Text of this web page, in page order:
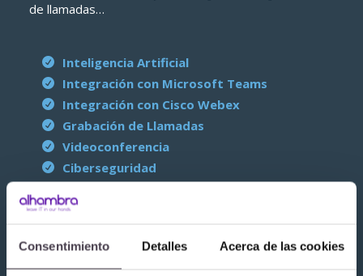
Consentimiento Detalles Acerca de las cookies
de llamadas…
Inteligencia Artificial
Integración con Microsoft Teams
Integración con Cisco Webex
Grabación de Llamadas
Videoconferencia
Ciberseguridad
Soluciones para Operadores que te ayudan a